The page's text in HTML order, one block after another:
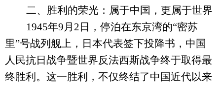
二、 胜利的荣光：属于中国，更属于世界
1945年9月2日，停泊在东京湾的“密苏
里”号战列舰上，日本代表签下投降书，中国
人民抗日战争暨世界反法西斯战争终于取得最
终胜利。这一胜利，不仅终结了中国近代以来